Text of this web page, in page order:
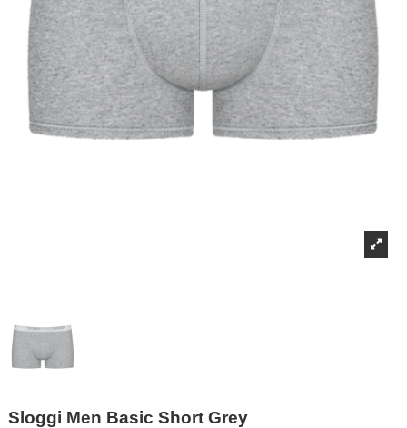
Sloggi Men Basic Short Grey